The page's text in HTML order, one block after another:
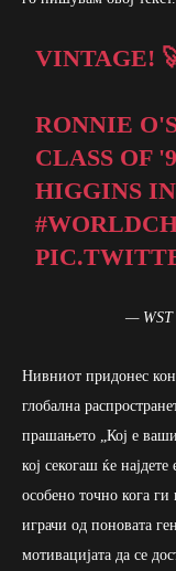
VINTAGE!
RONNIE
CLASS OF
HIGGINS
— WST
Нивниот придонес кон
глобална
прашањето „Кој е
кој секогаш ќе
особено точно кога
играчи од поновата
мотивацијата да се